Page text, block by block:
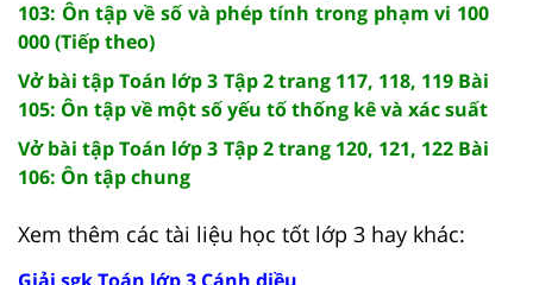
103: Ôn tập về số và phép tính trong phạm vi 100
000 (Tiếp theo)
Vở bài tập Toán lớp 3 Tập 2 trang 117, 118, 119 Bài
105: Ôn tập về một số yếu tố thống kê và xác suất
Vở bài tập Toán lớp 3 Tập 2 trang 120, 121, 122 Bài
106: Ôn tập chung
Xem thêm các tài liệu học tốt lớp 3 hay khác: